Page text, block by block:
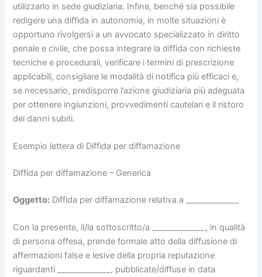
utilizzarlo in sede giudiziaria. Infine, benché sia possibile
redigere una diffida in autonomia, in molte situazioni è
opportuno rivolgersi a un avvocato specializzato in diritto
penale e civile, che possa integrare la diffida con richieste
tecniche e procedurali, verificare i termini di prescrizione
applicabili, consigliare le modalità di notifica più efficaci e,
se necessario, predisporre l’azione giudiziaria più adeguata
per ottenere ingiunzioni, provvedimenti cautelari e il ristoro
dei danni subiti.
Esempio lettera di Diffida per diffamazione​
Diffida per diffamazione – Generica
Oggetto: Diffida per diffamazione relativa a _____________
Con la presente, il/la sottoscritto/a _____________, in qualità
di persona offesa, prende formale atto della diffusione di
affermazioni false e lesive della propria reputazione
riguardanti _____________, pubblicate/diffuse in data